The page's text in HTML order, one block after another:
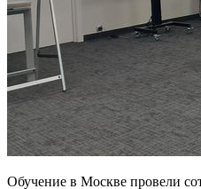
Обучение в Москве провели